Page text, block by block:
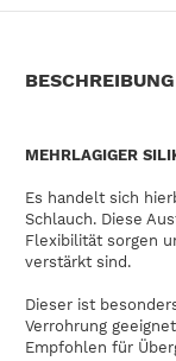
BESCHREIBUNG
MEHRLAGIGER
Es handelt sich
Schlauch. Diese
Flexibilität sorgen
verstärkt sind.
Dieser ist
Verrohrung
Empfohlen für